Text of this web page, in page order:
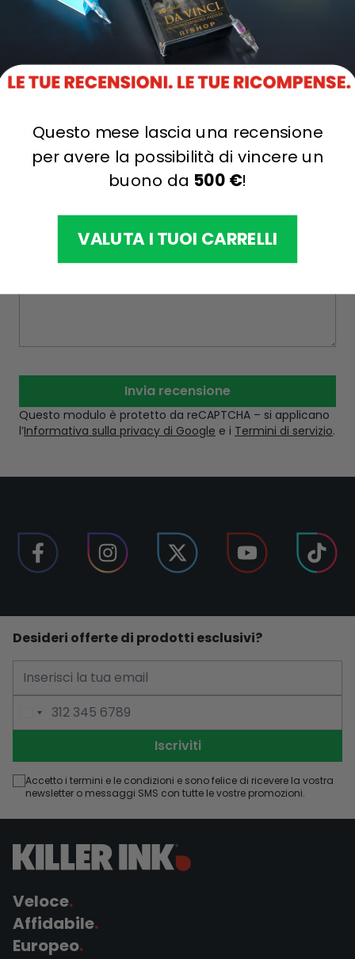
Scrivi la tua recensione
0,30MM LONG TAPER - Round Shader
Il tuo voto:
Invia recensione
Questo modulo è protetto da reCAPTCHA – si applicano
l’Informativa sulla privacy di Google e i Termini di servizio.
Desideri offerte di prodotti esclusivi?
Indirizzo Email
Numero di Telefono
Iscriviti
Accetto i termini e le condizioni e sono felice di ricevere la vostra
newsletter o messaggi SMS con tutte le vostre promozioni.
Veloce.
Affidabile.
Europeo.
Questo mese lascia una recensione
per avere la possibilità di vincere un
buono da 500 €!
VALUTA I TUOI CARRELLI